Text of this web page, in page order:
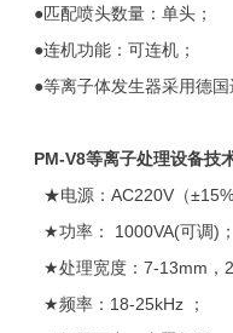
●匹配喷头数量：单头；
●连机功能：可连机；
●等离子体发生器采用德
PM-V8等离子处理设备技
★电源：AC220V（±15%
★功率： 1000VA(可调)；
★处理宽度：7-13mm，
★频率：18-25kHz ；